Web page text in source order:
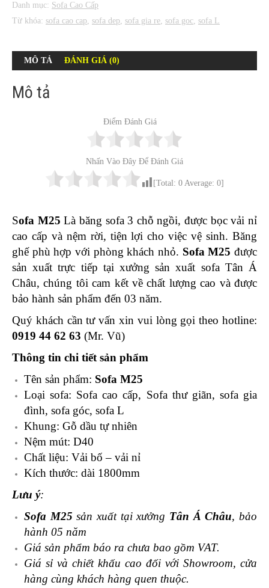
Danh mục: Sofa Cao Cấp
Từ khóa: sofa cao cap, sofa dep, sofa gia re, sofa goc, sofa L
MÔ TẢ ĐÁNH GIÁ (0)
Mô tả
Điểm Đánh Giá
Nhấn Vào Đây Để Đánh Giá
[Total: 0 Average: 0]
Sofa M25 Là băng sofa 3 chỗ ngồi, được bọc vải nỉ
cao cấp và nệm rời, tiện lợi cho việc vệ sinh. Băng
ghế phù hợp với phòng khách nhỏ. Sofa M25 được
sản xuất trực tiếp tại xưởng sản xuất sofa Tân Á
Châu, chúng tôi cam kết về chất lượng cao và được
bảo hành sản phẩm đến 03 năm.
Quý khách cần tư vấn xin vui lòng gọi theo hotline:
0919 44 62 63 (Mr. Vũ)
Thông tin chi tiết sản phẩm
Tên sản phẩm: Sofa M25
Loại sofa: Sofa cao cấp, Sofa thư giãn, sofa gia
đình, sofa góc, sofa L
Khung: Gỗ dầu tự nhiên
Nệm mút: D40
Chất liệu: Vải bố – vải nỉ
Kích thước: dài 1800mm
Lưu ý:
Sofa M25sản xuất tại xưởng Tân Á Châu, bảo
hành 05 năm
Giá sản phẩm báo ra chưa bao gồm VAT.
Giá sỉ và chiết khấu cao đối với Showroom, cửa
hàng cùng khách hàng quen thuộc.